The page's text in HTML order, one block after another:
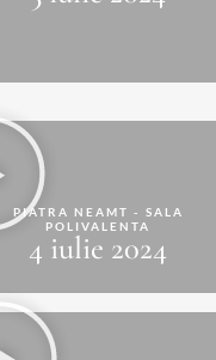
PIATRA NEAMT - SALA
POLIVALENTA
4 iulie 2024